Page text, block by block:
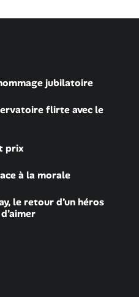
jubilatoire
flirte avec le
prix
à la morale
le retour d’un héros